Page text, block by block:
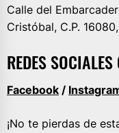
Calle del
Cristóbal, C.P.
REDES
Facebook /
¡No te pierdas de